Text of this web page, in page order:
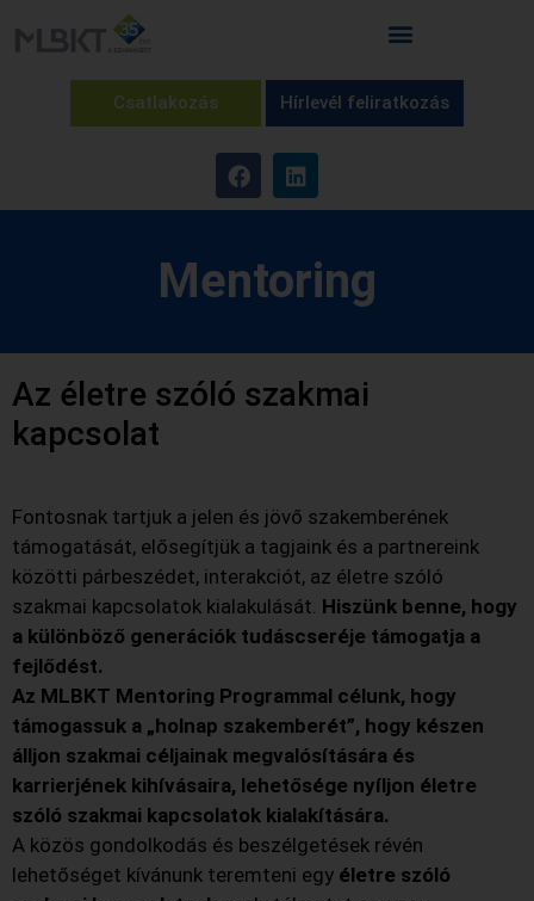
Csatlakozás Hírlevél feliratkozás
Mentoring
Az életre szóló szakmai
kapcsolat
Fontosnak tartjuk a jelen és jövő szakemberének
támogatását, elősegítjük a tagjaink és a partnereink
közötti párbeszédet, interakciót, az életre szóló
szakmai kapcsolatok kialakulását. Hiszünk benne, hogy
a különböző generációk tudáscseréje támogatja a
fejlődést.
Az MLBKT Mentoring Programmal célunk, hogy
támogassuk a „holnap szakemberét”, hogy készen
álljon szakmai céljainak megvalósítására és
karrierjének kihívásaira, lehetősége nyíljon életre
szóló szakmai kapcsolatok kialakítására.
A közös gondolkodás és beszélgetések révén
lehetőséget kívánunk teremteni egy életre szóló